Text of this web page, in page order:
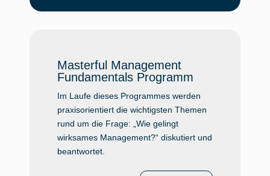
Masterful Management
Fundamentals Programm
Im Laufe dieses Programmes werden
praxisorientiert die wichtigsten Themen
rund um die Frage: „Wie gelingt
wirksames Management?“ diskutiert und
beantwortet.